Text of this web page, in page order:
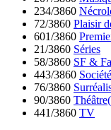
234/3860
72/3860 Plaisir
601/3860
21/3860 Séries
58/3860 SF &
443/3860
76/3860
90/3860
441/3860 TV